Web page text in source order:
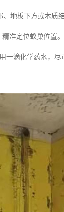
地板下方或木质
准定位蚁巢位置
滴化学药水，尽